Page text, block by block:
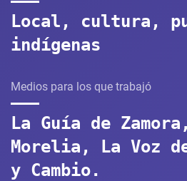
Local, cultura,
indígenas
Medios para los que trabajó
La Guía de
Morelia, La Voz
y Cambio.